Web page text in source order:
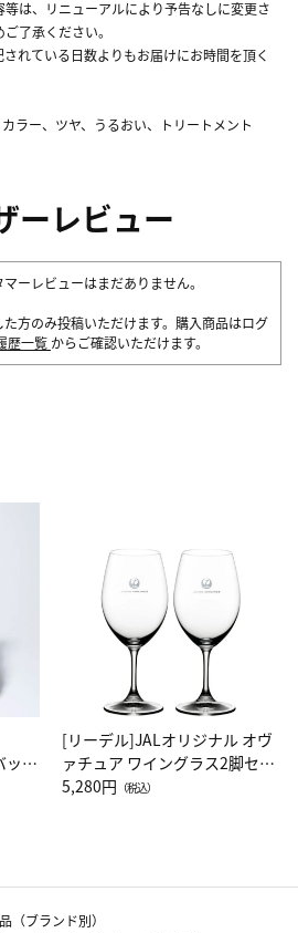
は、リニューアルにより予告なしに変更さ
了承ください。
れている日数よりもお届けにお時間を頂く
ラー、ツヤ、うるおい、トリートメント
ーレビュー
ーレビューはまだありません。
方のみ投稿いただけます。購入商品はログ
歴一覧 からご確認いただけます。
ッグ
ス
[リーデル]JALオリジナル オヴ
ァチュア ワイングラス2脚セッ
ト（レッドワイン）
5,280円 （税込）
（ブランド別）